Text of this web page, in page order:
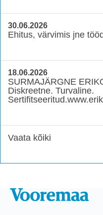
30.06.2026
Ehitus, värvimis jne
18.06.2026
SURMAJÄRGNE
Diskreetne. Turvaline.
Vaata kõiki